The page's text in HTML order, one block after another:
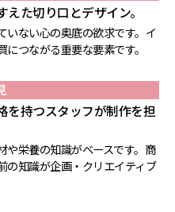
た切り口とデザイン。
いない心の奥底の欲求です。イ
つながる重要な要素です。
を持つスタッフが制作を担
や栄養の知識がベースです。商
の知識が企画・クリエイティブ